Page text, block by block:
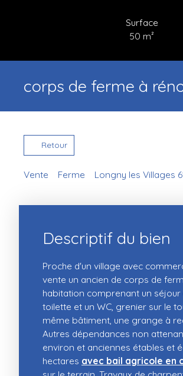
Surface
50 m²
corps de ferme à
Retour
Vente Ferme Longny les Villages
Descriptif du bien
Proche d'un village avec
vente un ancien de corps de
habitation comprenant un séjour
toilette et un WC, grenier sur le
même bâtiment, une grange à
Autres dépendances non
environ et anciennes étables et
hectares avec bail agricole en